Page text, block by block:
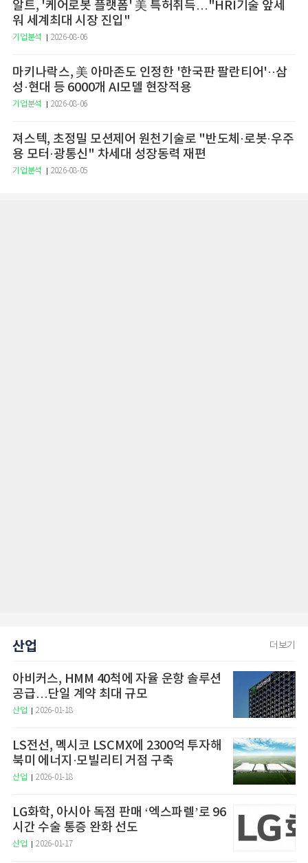
알트, '케어로봇 플랫폼' 美 특허취득…"HRI기술 앞세
워 세계최대 시장 진입"
기업분석 2026-08-06
마키나락스, 美 아마존도 인정한 '한국판 팔란티어'··삼
성·현대 등 6000개 AI모델 현장적용
기업분석 2026-08-06
져스텍, 초정밀 모션제어 원천기술로 "반도체·로봇·우주
용 모터·광통신" 차세대 성장동력 재편
기업분석 2026-08-05
산업 더보기
아비커스, HMM 40척에 자율 운항 솔루션
공급…단일 계약 최대 규모
산업 2026-01-18
LS전선, 멕시코 LSCMX에 2300억 투자해
북미 에너지·모빌리티 거점 구축
산업 2026-01-18
LG화학, 아시아 독점 판매 ‘엑스파렐’로 96
시간 수술 통증 완화 선도
산업 2026-01-17